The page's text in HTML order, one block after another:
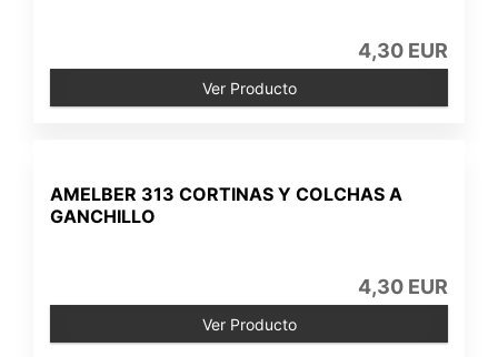
4,30 EUR
Ver Producto
AMELBER 313 CORTINAS Y COLCHAS A
GANCHILLO
4,30 EUR
Ver Producto